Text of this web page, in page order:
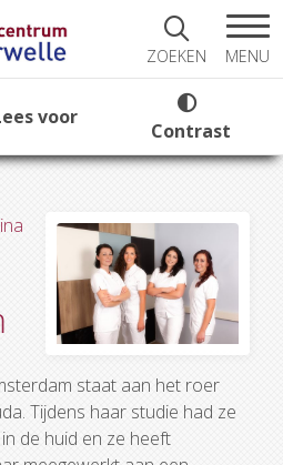
ZOEKEN MENU
voor
Contrast
staat aan het roer
Tijdens haar studie had ze
de huid en ze heeft